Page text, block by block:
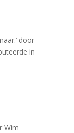
door
in
Wim